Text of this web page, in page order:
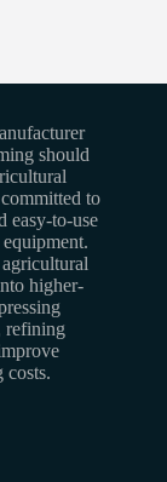
should
to
easy-to-use
higher-
refining
costs.